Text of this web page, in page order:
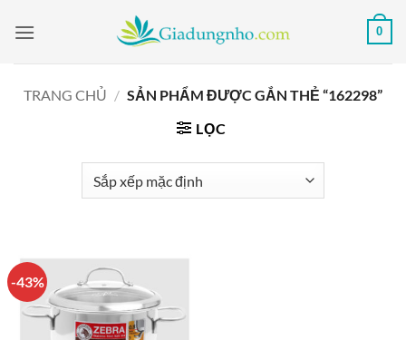
qua
0
TRANG CHỦ / SẢN PHẨM ĐƯỢC GẮN THẺ “162298”
LỌC
-43%